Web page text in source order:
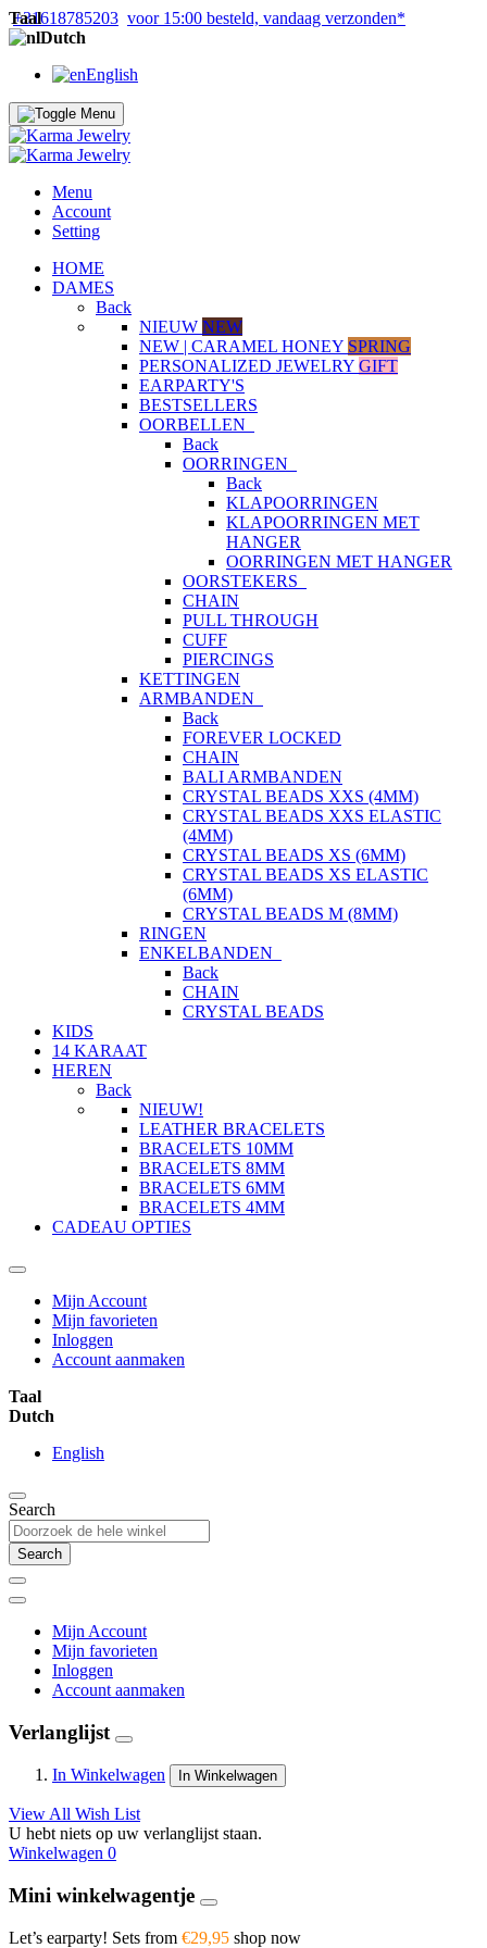
+31618785203 voor 15:00 besteld, vandaag verzonden*
Taal
Dutch
English
Menu
Account
Setting
HOME
DAMES
Back
NIEUW NEW
NEW | CARAMEL HONEY SPRING
PERSONALIZED JEWELRY GIFT
EARPARTY'S
BESTSELLERS
OORBELLEN
Back
OORRINGEN
Back
KLAPOORRINGEN
KLAPOORRINGEN MET
HANGER
OORRINGEN MET HANGER
OORSTEKERS
CHAIN
PULL THROUGH
CUFF
PIERCINGS
KETTINGEN
ARMBANDEN
Back
FOREVER LOCKED
CHAIN
BALI ARMBANDEN
CRYSTAL BEADS XXS (4MM)
CRYSTAL BEADS XXS ELASTIC
(4MM)
CRYSTAL BEADS XS (6MM)
CRYSTAL BEADS XS ELASTIC
(6MM)
CRYSTAL BEADS M (8MM)
RINGEN
ENKELBANDEN
Back
CHAIN
CRYSTAL BEADS
KIDS
14 KARAAT
HEREN
Back
NIEUW!
LEATHER BRACELETS
BRACELETS 10MM
BRACELETS 8MM
BRACELETS 6MM
BRACELETS 4MM
CADEAU OPTIES
Mijn Account
Mijn favorieten
Inloggen
Account aanmaken
Taal
Dutch
English
Search
Search
Mijn Account
Mijn favorieten
Inloggen
Account aanmaken
Verlanglijst
In Winkelwagen In Winkelwagen
View All Wish List
U hebt niets op uw verlanglijst staan.
Winkelwagen 0
Mini winkelwagentje
Let’s earparty! Sets from €29,95 shop now